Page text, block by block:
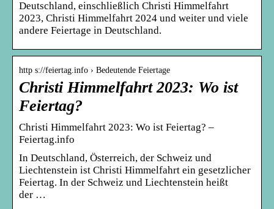
Deutschland, einschließlich Christi Himmelfahrt
2023, Christi Himmelfahrt 2024 und weiter und viele
andere Feiertage in Deutschland.
http s://feiertag.info › Bedeutende Feiertage
Christi Himmelfahrt 2023: Wo ist
Feiertag?
Christi Himmelfahrt 2023: Wo ist Feiertag? –
Feiertag.info
In Deutschland, Österreich, der Schweiz und
Liechtenstein ist Christi Himmelfahrt ein gesetzlicher
Feiertag. In der Schweiz und Liechtenstein heißt
der …